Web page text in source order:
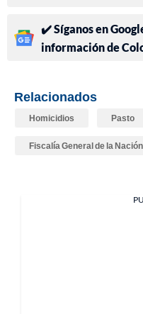
✔️ Síganos en
información de
Relacionados
Homicidios Pasto
Fiscalía General de la Nación